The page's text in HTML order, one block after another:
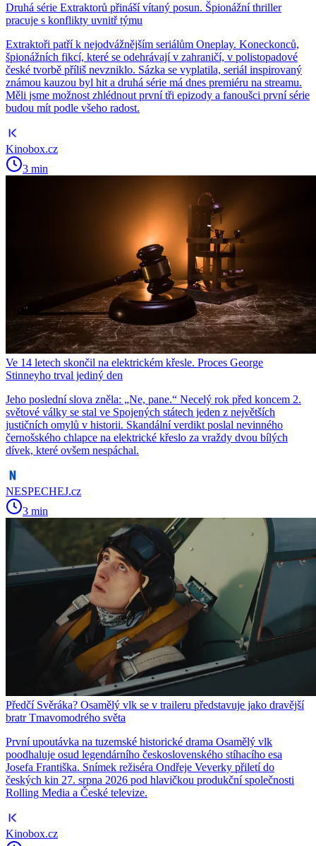
Druhá série Extraktorů přináší vítaný posun. Špionážní thriller
pracuje s konflikty uvnitř týmu
Extraktoři patří k nejodvážnějším seriálům Oneplay. Koneckonců,
špionážních fikcí, které se odehrávají v zahraničí, v polistopadové
české tvorbě příliš nevzniklo. Sázka se vyplatila, seriál inspirovaný
známou kauzou byl hit a druhá série má dnes premiéru na streamu.
Měli jsme možnost zhlédnout první tři epizody a fanoušci první série
budou mít podle všeho radost.
Kinobox.cz
3 min
Ve 14 letech skončil na elektrickém křesle. Proces George
Stinneyho trval jediný den
Jeho poslední slova zněla: „Ne, pane.“ Necelý rok před koncem 2.
světové války se stal ve Spojených státech jeden z největších
justičních omylů v historii. Skandální verdikt poslal nevinného
černošského chlapce na elektrické křeslo za vraždy dvou bílých
dívek, které ovšem nespáchal.
NESPECHEJ.cz
3 min
Předčí Svěráka? Osamělý vlk se v traileru představuje jako dravější
bratr Tmavomodrého světa
První upoutávka na tuzemské historické drama Osamělý vlk
poodhaluje osud legendárního československého stíhacího esa
Josefa Františka. Snímek režiséra Ondřeje Veverky přiletí do
českých kin 27. srpna 2026 pod hlavičkou produkční společnosti
Rolling Media a České televize.
Kinobox.cz